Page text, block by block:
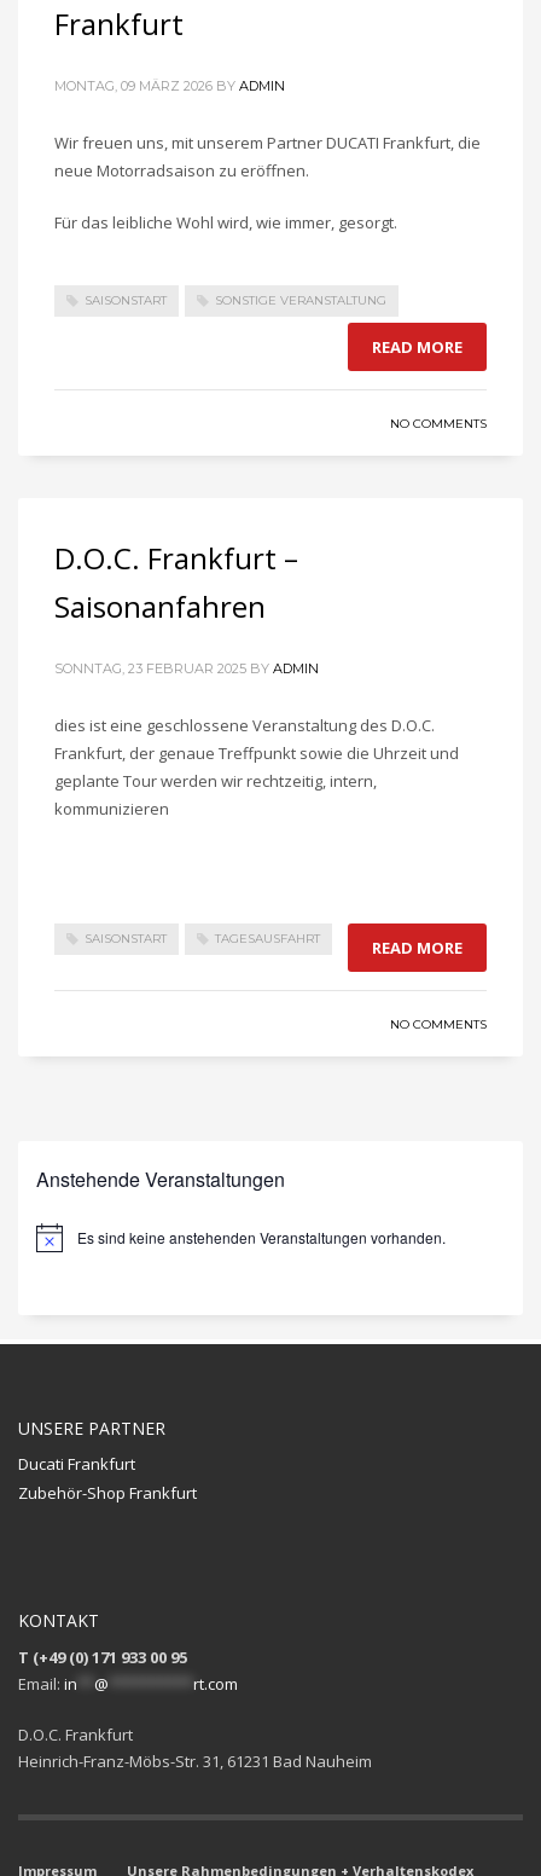
Frankfurt
MONTAG, 09 MÄRZ 2026 BY ADMIN
Wir freuen uns, mit unserem Partner DUCATI Frankfurt, die
neue Motorradsaison zu eröffnen.
Für das leibliche Wohl wird, wie immer, gesorgt.
SAISONSTART SONSTIGE VERANSTALTUNG
READ MORE
NO COMMENTS
D.O.C. Frankfurt –
Saisonanfahren
SONNTAG, 23 FEBRUAR 2025 BY ADMIN
dies ist eine geschlossene Veranstaltung des D.O.C.
Frankfurt, der genaue Treffpunkt sowie die Uhrzeit und
geplante Tour werden wir rechtzeitig, intern,
kommunizieren
SAISONSTART TAGESAUSFAHRT READ MORE
NO COMMENTS
Anstehende Veranstaltungen
HinweisEs sind keine anstehenden Veranstaltungen vorhanden.
UNSERE PARTNER
Ducati Frankfurt
Zubehör-Shop Frankfurt
KONTAKT
T (+49 (0) 171 933 00 95
Email: in @ rt.com
D.O.C. Frankfurt
Heinrich-Franz-Möbs-Str. 31, 61231 Bad Nauheim
Impressum Unsere Rahmenbedingungen + Verhaltenskodex